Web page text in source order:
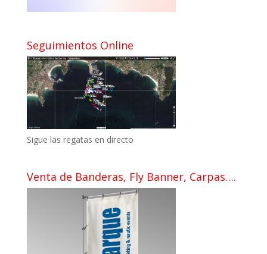
Seguimientos Online
Sigue las regatas en directo
Venta de Banderas, Fly Banner, Carpas….